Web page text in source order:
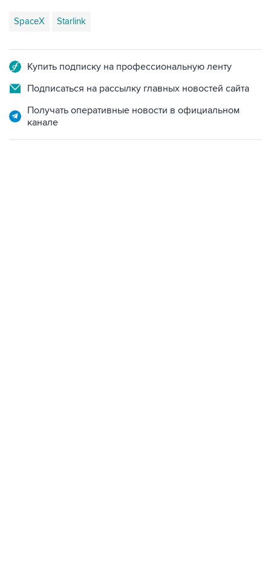
SpaceX Starlink
Купить подписку на профессиональную ленту
Подписаться на рассылку главных новостей сайта
Получать оперативные новости в официальном
канале